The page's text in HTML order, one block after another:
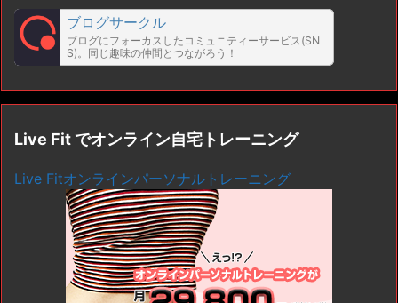
ブログサークル
ブログにフォーカスしたコミュニティーサービス(SN
S)。同じ趣味の仲間とつながろう！
Live Fit でオンライン自宅トレーニング
Live Fitオンラインパーソナルトレーニング